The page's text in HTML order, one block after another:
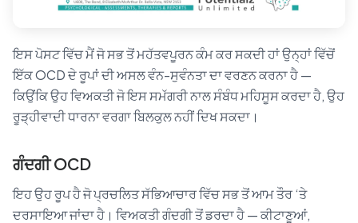
ਇਸ ਪੋਸਟ ਵਿੱਚ ਮੈਂ ਜੋ ਸਭ ਤੋਂ ਮਹੱਤਵਪੂਰਨ ਕੰਮ ਕਰ ਸਕਦੀ ਹਾਂ ਉਨ੍ਹਾਂ ਵਿੱਚੋਂ
ਇੱਕ OCD ਦੇ ਰੂਪਾਂ ਦੀ ਅਸਲ ਵੰਨ-ਸੁਵੰਨਤਾ ਦਾ ਵਰਣਨ ਕਰਨਾ ਹੈ —
ਕਿਉਂਕਿ ਉਹ ਵਿਅਕਤੀ ਜੋ ਇਸ ਸਮੱਗਰੀ ਨਾਲ ਸੰਬੰਧ ਮਹਿਸੂਸ ਕਰਦਾ ਹੈ, ਉਹ
ਰੂੜ੍ਹੀਵਾਦੀ ਧਾਰਨਾ ਵਰਗਾ ਬਿਲਕੁਲ ਨਹੀਂ ਦਿਖ ਸਕਦਾ।
ਗੰਦਗੀ OCD
ਇਹ ਉਹ ਰੂਪ ਹੈ ਜੋ ਪ੍ਰਚਲਿਤ ਸੱਭਿਆਚਾਰ ਵਿੱਚ ਸਭ ਤੋਂ ਆਮ ਤੌਰ ‘ਤੇ
ਦਰਸਾਇਆ ਜਾਂਦਾ ਹੈ। ਵਿਅਕਤੀ ਗੰਦਗੀ ਤੋਂ ਡਰਦਾ ਹੈ — ਕੀਟਾਣੂਆਂ,